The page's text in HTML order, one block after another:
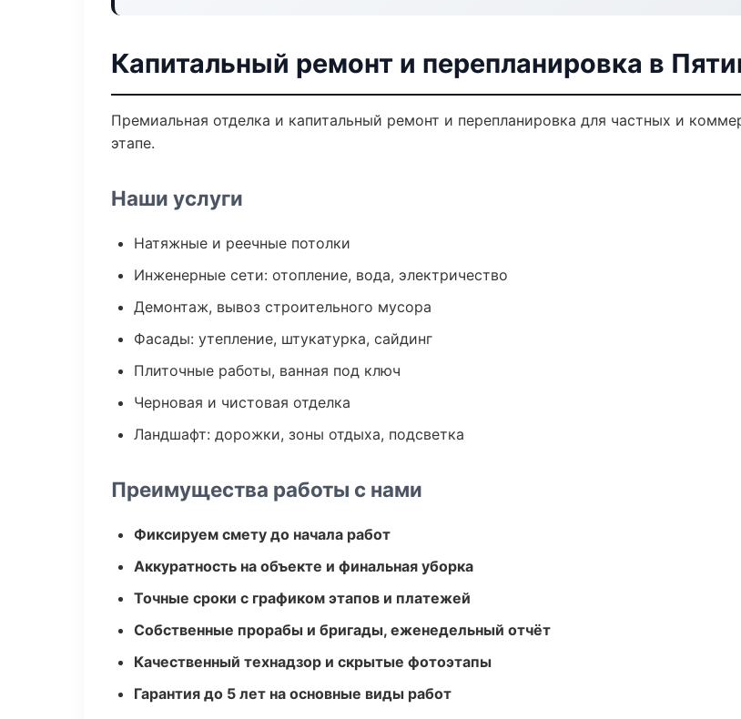
Капитальный ремонт и перепланировка в
Премиальная отделка и капитальный ремонт и перепланировка для частных и
этапе.
Наши услуги
Натяжные и реечные потолки
Инженерные сети: отопление, вода, электричество
Демонтаж, вывоз строительного мусора
Фасады: утепление, штукатурка, сайдинг
Плиточные работы, ванная под ключ
Черновая и чистовая отделка
Ландшафт: дорожки, зоны отдыха, подсветка
Преимущества работы с нами
Фиксируем смету до начала работ
Аккуратность на объекте и финальная уборка
Точные сроки с графиком этапов и платежей
Собственные прорабы и бригады, еженедельный отчёт
Качественный технадзор и скрытые фотоэтапы
Гарантия до 5 лет на основные виды работ